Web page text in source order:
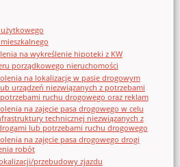
na wykreślenie hipoteki z KW
porządkowego nieruchomości
na lokalizację w pasie drogowym
urządzeń niezwiązanych z potrzebami
ruchu drogowego oraz reklam
na zajęcie pasa drogowego w celu
technicznej niezwiązanych z
lub potrzebami ruchu drogowego
na zajęcie pasa drogowego drogi
robót
przebudowy zjazdu